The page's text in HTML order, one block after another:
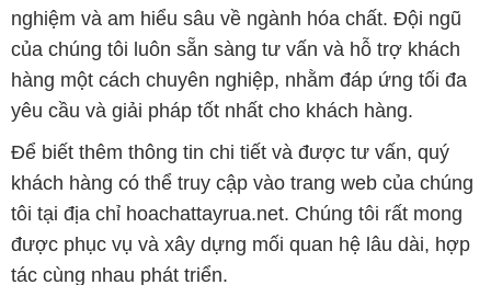
nghiệm và am hiểu sâu về ngành hóa chất. Đội ngũ
của chúng tôi luôn sẵn sàng tư vấn và hỗ trợ khách
hàng một cách chuyên nghiệp, nhằm đáp ứng tối đa
yêu cầu và giải pháp tốt nhất cho khách hàng.
Để biết thêm thông tin chi tiết và được tư vấn, quý
khách hàng có thể truy cập vào trang web của chúng
tôi tại địa chỉ hoachattayrua.net. Chúng tôi rất mong
được phục vụ và xây dựng mối quan hệ lâu dài, hợp
tác cùng nhau phát triển.